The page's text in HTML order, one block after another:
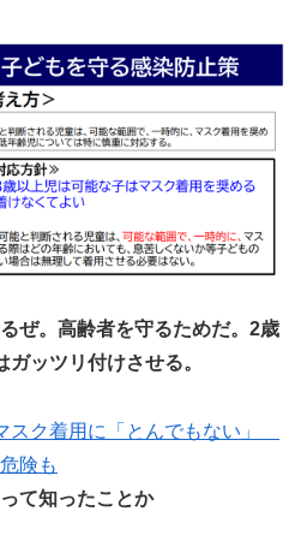
ぜ。高齢者を守るためだ。2歳
ッツリ付けさせる。
スク着用に「とんでもない」
険も
て知ったことか